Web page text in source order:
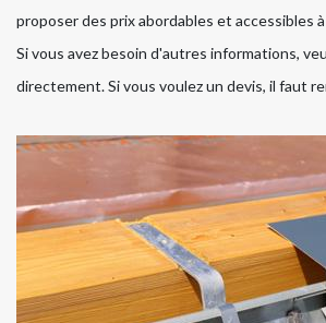
proposer des prix abordables et accessibles
Si vous avez besoin d'autres informations,
directement. Si vous voulez un devis, il faut